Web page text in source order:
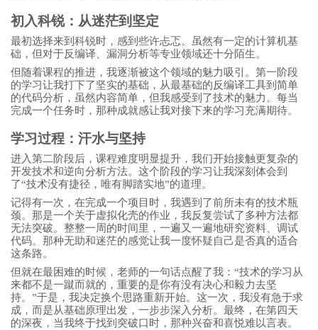
初入科锐：从迷茫到坚定
最初选择来到科锐时，感到些许忐忑。虽然有一定的计算机基
础，但对于反编译、漏洞分析等专业领域还十分陌生。
但随着课程的推进，我逐渐被这个领域的魅力吸引。第一阶段
的学习让我打下了坚实的基础，从最基础的反编译工具到简单
的代码分析，虽然内容简单，但我感受到了技术的魅力。每当
完成一个任务时，那种成就感让我对接下来的学习充满期待。
学习过程：汗水与坚持
进入第二阶段后，课程难度明显提升，我们开始接触更复杂的
开发技术和逆向分析方法。这个阶段的学习让我深刻体会到
了“技术没有捷径，唯有脚踏实地”的道理。
记得有一次，在完成一个项目时，我遇到了前所未有的技术瓶
颈。那是一个关于虚拟化壳的作业，我反复尝试了多种方法都
无法突破。整整一周的时间里，一遍又一遍地研究资料、调试
代码。那种无助和迷茫的感觉让我一度怀疑自己是否真的适合
这条路。
但就在最困难的时候，老师的一句话点醒了我：“技术的学习从
来都不是一蹴而就的，重要的是你有没有决心和毅力去坚
持。”于是，我决定换个思路重新开始。这一次，我没有急于求
成，而是从基础原理出发，一步步深入分析。最终，在第四天
的深夜，当我终于找到突破口时，那种兴奋和喜悦难以言表。